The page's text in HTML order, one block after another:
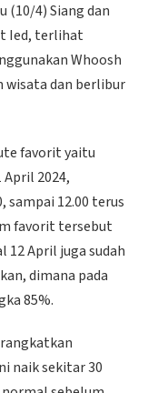
(10/4) Siang dan
Ied, terlihat
Whoosh
dan berlibur
favorit yaitu
2024,
sampai 12.00 terus
favorit tersebut
12 April juga sudah
dimana pada
85%.
naik sekitar 30